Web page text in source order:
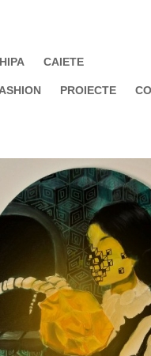
CAIETE
PROIECTE